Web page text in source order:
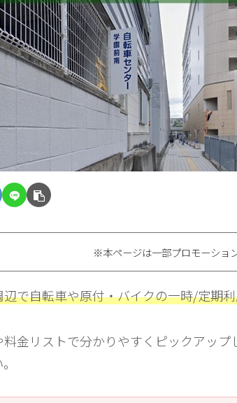
※本ページは一部プロモーショ
で自転車や原付・バイクの一時/定期
金リストで分かりやすくピックアッ